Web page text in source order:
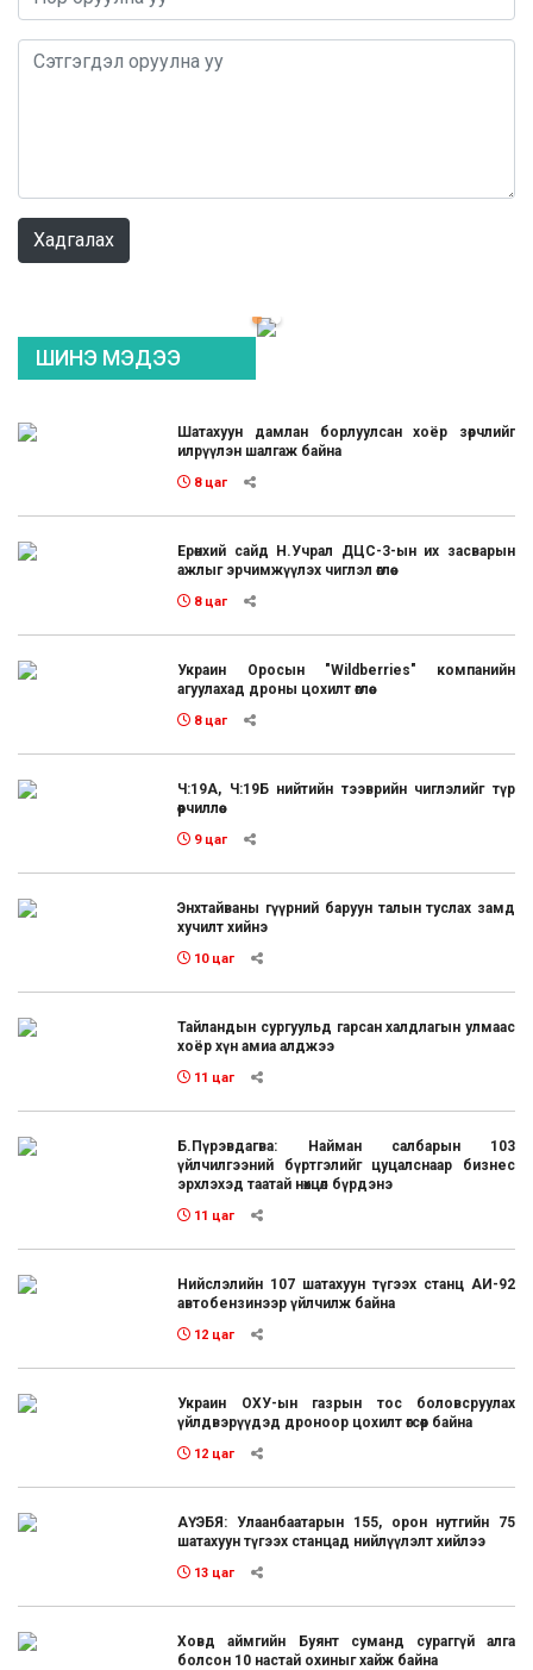
Хадгалах
ШИНЭ МЭДЭЭ
Шатахуун дамлан борлуулсан хоёр зөрчлийг
илрүүлэн шалгаж байна
8 цаг
Ерөнхий сайд Н.Учрал ДЦС-3-ын их засварын
ажлыг эрчимжүүлэх чиглэл өглөө
8 цаг
Украин Оросын "Wildberries" компанийн
агуулахад дроны цохилт өглөө
8 цаг
Ч:19А, Ч:19Б нийтийн тээврийн чиглэлийг түр
өөрчиллөө
9 цаг
Энхтайваны гүүрний баруун талын туслах замд
хучилт хийнэ
10 цаг
Тайландын сургуульд гарсан халдлагын улмаас
хоёр хүн амиа алджээ
11 цаг
Б.Пүрэвдагва: Найман салбарын 103
үйлчилгээний бүртгэлийг цуцалснаар бизнес
эрхлэхэд таатай нөхцөл бүрдэнэ
11 цаг
Нийслэлийн 107 шатахуун түгээх станц АИ-92
автобензинээр үйлчилж байна
12 цаг
Украин ОХУ-ын газрын тос боловсруулах
үйлдвэрүүдэд дроноор цохилт өгсөөр байна
12 цаг
АҮЭБЯ: Улаанбаатарын 155, орон нутгийн 75
шатахуун түгээх станцад нийлүүлэлт хийлээ
13 цаг
Ховд аймгийн Буянт суманд сураггүй алга
болсон 10 настай охиныг хайж байна